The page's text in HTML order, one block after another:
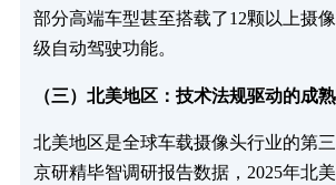
部分高端车型甚至搭载了12颗以上摄
级自动驾驶功能。
（三）北美地区：技术法规驱动的成
北美地区是全球车载摄像头行业的第
京研精毕智调研报告数据，2025年北